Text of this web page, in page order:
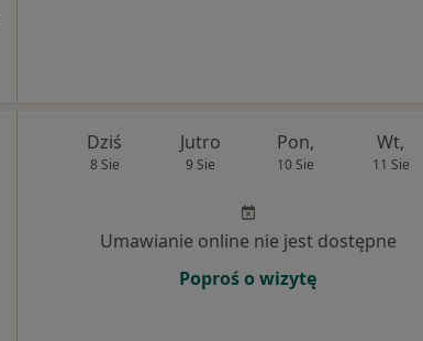
Dziś
8 Sie
Jutro
9 Sie
Pon,
10 Sie
Wt,
11 Sie
Umawianie online nie jest dostępne
Poproś o wizytę